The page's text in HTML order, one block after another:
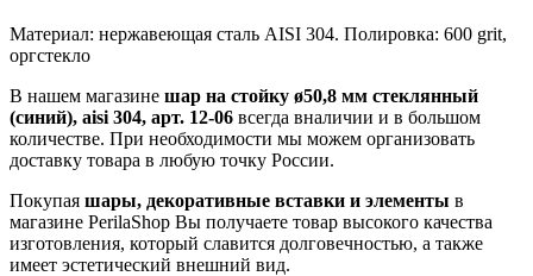
Материал: нержавеющая сталь AISI 304. Полировка: 600 grit,
оргстекло
В нашем магазине шар на стойку ø50,8 мм стеклянный
(синий), aisi 304, арт. 12-06 всегда вналичии и в большом
количестве. При необходимости мы можем организовать
доставку товара в любую точку России.
Покупая шары, декоративные вставки и элементы в
магазине PerilaShop Вы получаете товар высокого качества
изготовления, который славится долговечностью, а также
имеет эстетический внешний вид.